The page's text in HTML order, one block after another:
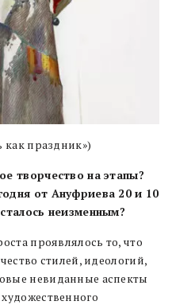
как праздник»)
творчество на этапы?
от Ануфриева 20 и 10
неизменным?
проявлялось то, что
стилей, идеологий,
невиданные аспекты